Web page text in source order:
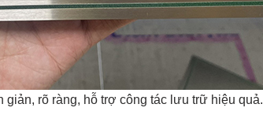
rõ ràng, hỗ trợ công tác lưu trữ hiệu quả.